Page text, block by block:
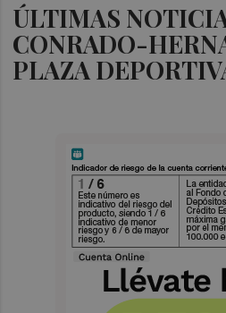
ÚLTIMAS
CONRADO-
PLAZA